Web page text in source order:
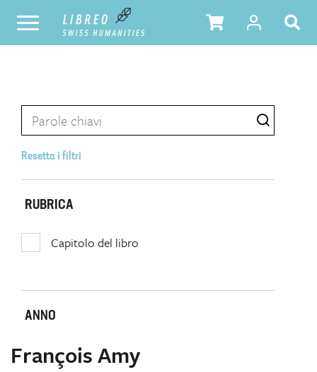
Resetta i filtri
RUBRICA
Capitolo del libro
ANNO
François Amy